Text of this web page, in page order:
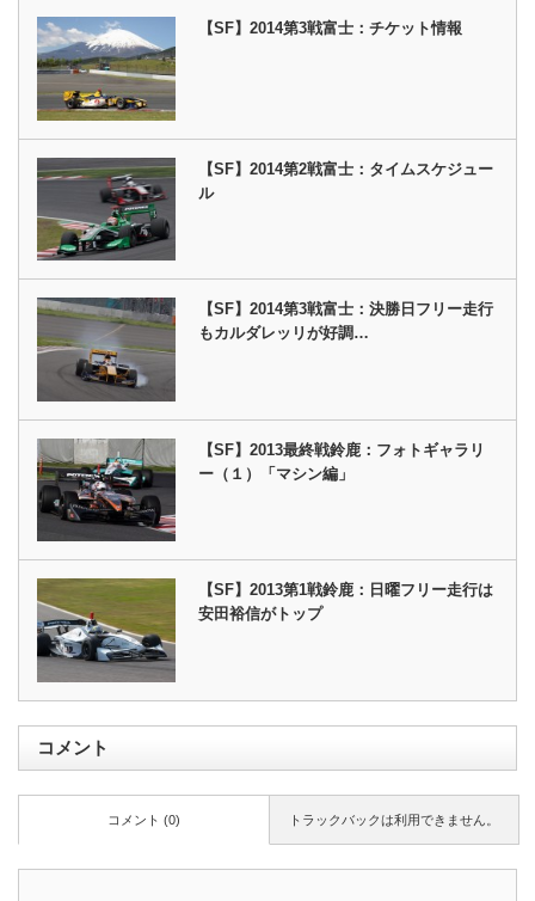
【SF】2014第3戦富士：チケット情報
【SF】2014第2戦富士：タイムスケジュー
ル
【SF】2014第3戦富士：決勝日フリー走行
もカルダレッリが好調…
【SF】2013最終戦鈴鹿：フォトギャラリ
ー（１）「マシン編」
【SF】2013第1戦鈴鹿：日曜フリー走行は
安田裕信がトップ
コメント
トラックバックは利用できません。
コメント (0)